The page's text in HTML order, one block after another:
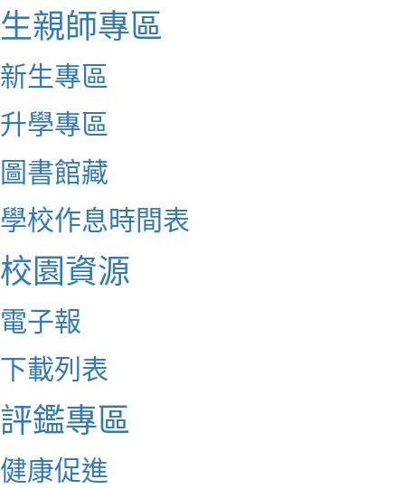
生親師專區
新生專區
升學專區
圖書館藏
學校作息時間表
校園資源
電子報
下載列表
評鑑專區
健康促進